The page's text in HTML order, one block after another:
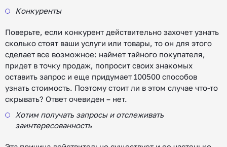
Конкуренты
Поверьте, если конкурент действительно захочет узнать
сколько стоят ваши услуги или товары, то он для этого
сделает все возможное: наймет тайного покупателя,
придет в точку продаж, попросит своих знакомых
оставить запрос и еще придумает 100500 способов
узнать стоимость. Поэтому стоит ли в этом случае что-то
скрывать? Ответ очевиден – нет.
Хотим получать запросы и отслеживать
заинтересованность